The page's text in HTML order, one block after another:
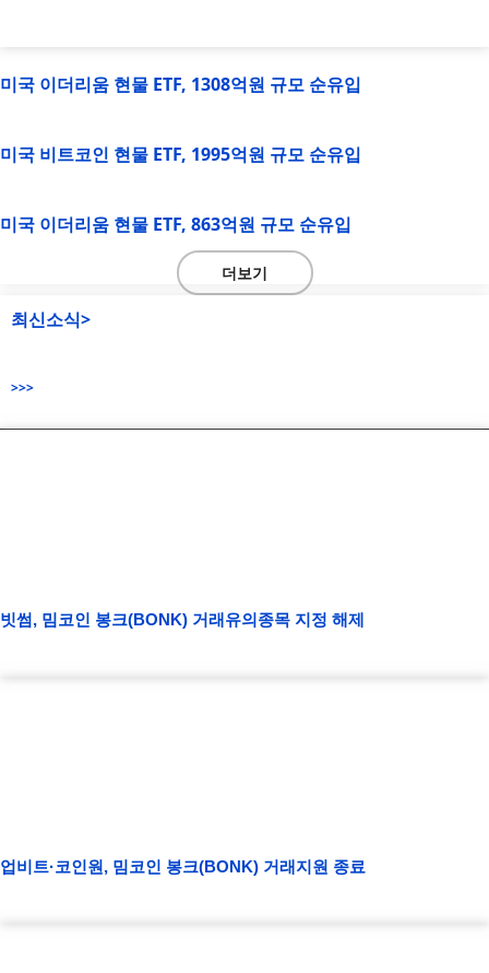
미국 이더리움 현물 ETF, 1308억원 규모 순유입
미국 비트코인 현물 ETF, 1995억원 규모 순유입
미국 이더리움 현물 ETF, 863억원 규모 순유입
더보기
최신소식>
>>>
빗썸, 밈코인 봉크(BONK) 거래유의종목 지정 해제
업비트·코인원, 밈코인 봉크(BONK) 거래지원 종료